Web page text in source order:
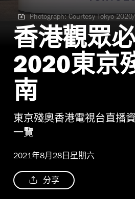
Photograph: Courtesy Tokyo 2020/TMG
Photograph: Courtesy Tokyo
香港觀眾必
2020東京
南
東京殘奧香港電視台直播
一覽
2021年8月28日星期六
分享